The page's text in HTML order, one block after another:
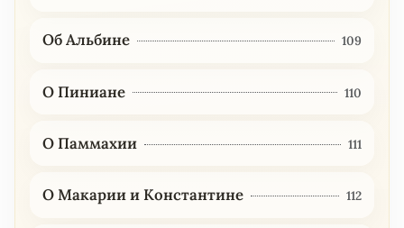
Об Альбине 109
О Пиниане 110
О Паммахии 111
О Макарии и Константине 112